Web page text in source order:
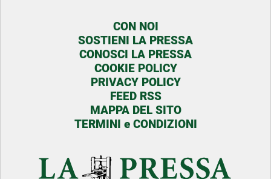
CON NOI
SOSTIENI LA PRESSA
CONOSCI LA PRESSA
COOKIE POLICY
PRIVACY POLICY
FEED RSS
MAPPA DEL SITO
TERMINI e CONDIZIONI